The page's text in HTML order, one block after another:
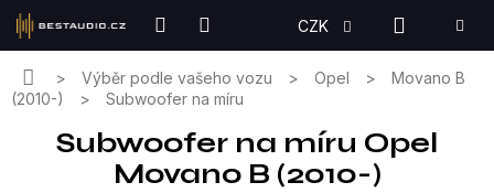
Přejít
obsah
CZK
KOŠÍK
DomůVýběr podle vašeho vozu Opel
Movano B
(2010-)
Subwoofer na míru
Subwoofer na míru Opel
Movano B (2010-)